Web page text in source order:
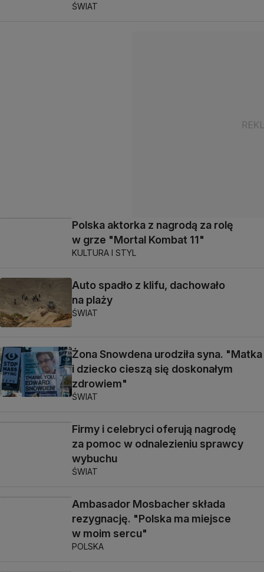
ŚWIAT
Polska aktorka z nagrodą za rolę
w grze "Mortal Kombat 11"
KULTURA I STYL
Auto spadło z klifu, dachowało
na plaży
ŚWIAT
Żona Snowdena urodziła syna. "Matka
i dziecko cieszą się doskonałym
zdrowiem"
ŚWIAT
Firmy i celebryci oferują nagrodę
za pomoc w odnalezieniu sprawcy
wybuchu
ŚWIAT
Ambasador Mosbacher składa
rezygnację. "Polska ma miejsce
w moim sercu"
POLSKA